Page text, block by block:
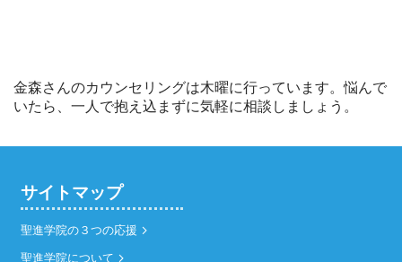
金森さんのカウンセリングは木曜に行っています。悩んで
いたら、一人で抱え込まずに気軽に相談しましょう。
サイトマップ
聖進学院の３つの応援
聖進学院について